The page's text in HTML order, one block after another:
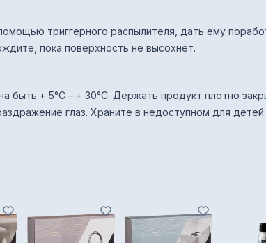
триггерного распылителя, дать ему
пока поверхность не высохнет.
быть + 5°С – + 30°С. Держать продукт плотно
глаз. Храните в недоступном для детей